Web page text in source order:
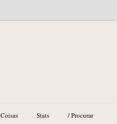
Stats / Procurar